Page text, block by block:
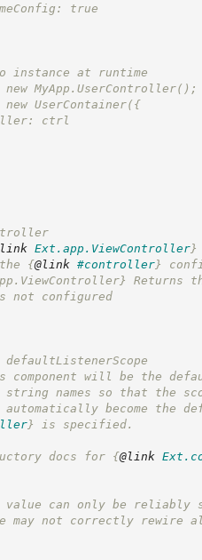
true
at runtime
MyApp.UserController();
UserContainer({
ctrl
Ext.app.ViewController}
{@link #controller}
Returns
configured
defaultListenerScope
will be the default
so that the scope
become the
} is specified.
docs for {@link
can only be reliably
not correctly rewire all